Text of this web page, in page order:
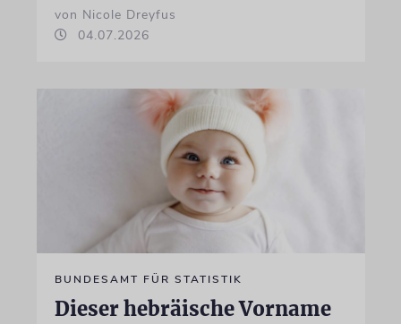
von Nicole Dreyfus
04.07.2026
BUNDESAMT FÜR STATISTIK
Dieser hebräische Vorname